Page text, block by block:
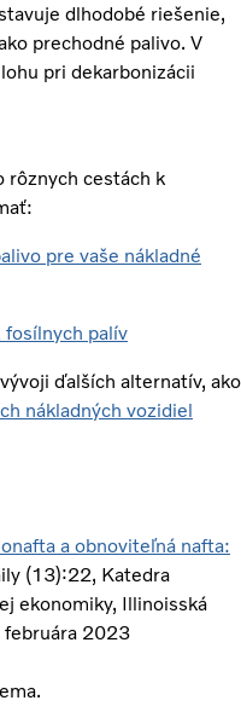
dlhodobé riešenie,
prechodné palivo. V
pri dekarbonizácii
rôznych cestách k
pre vaše nákladné
fosílnych palív
ďalších alternatív, ako
nákladných vozidiel
a obnoviteľná nafta:
(13):22, Katedra
ekonomiky, Illinoisská
februára 2023